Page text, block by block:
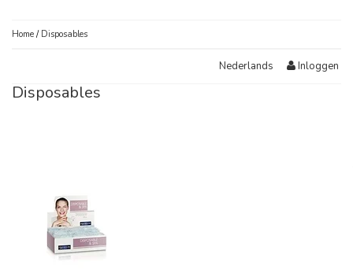
Home / Disposables
Nederlands Inloggen
Disposables